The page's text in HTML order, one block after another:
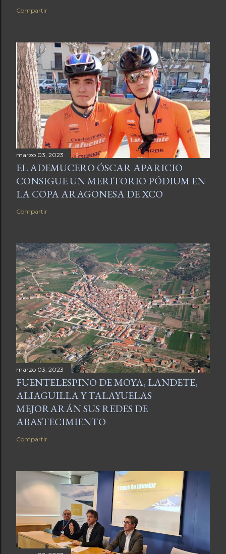
Compartir
marzo 03, 2023
EL ADEMUCERO ÓSCAR APARICIO
CONSIGUE UN MERITORIO PÓDIUM EN
LA COPA ARAGONESA DE XCO
Compartir
marzo 03, 2023
FUENTELESPINO DE MOYA, LANDETE,
ALIAGUILLA Y TALAYUELAS
MEJORARÁN SUS REDES DE
ABASTECIMIENTO
Compartir